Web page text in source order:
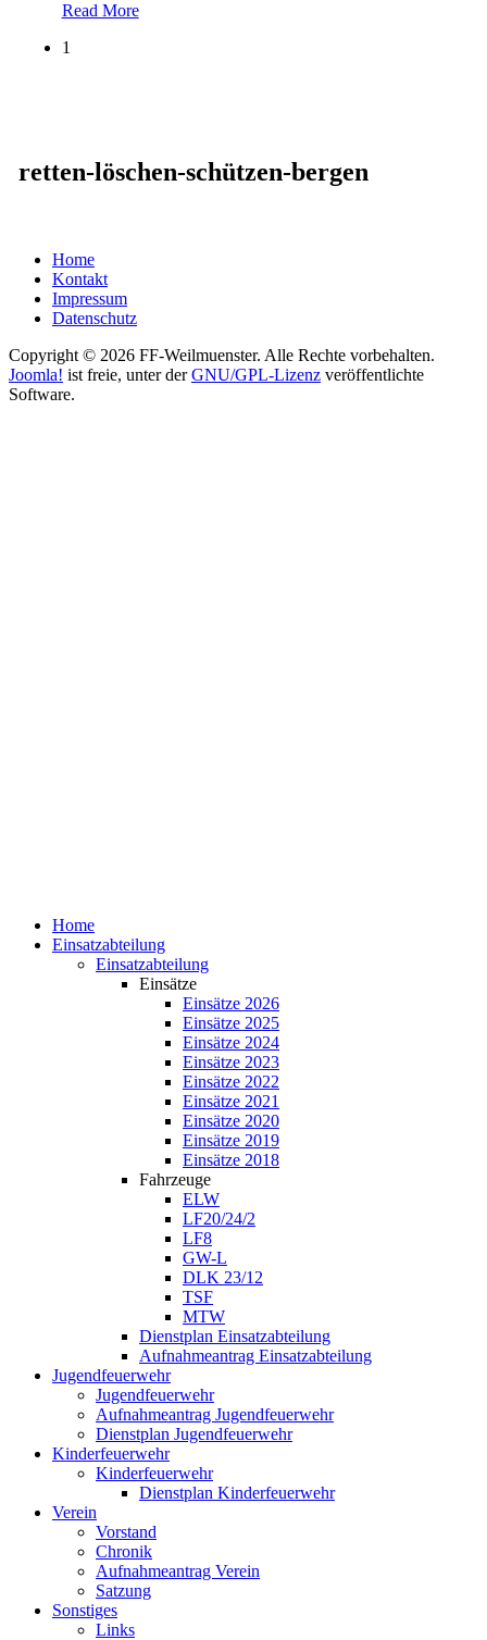
Read More
1
retten-löschen-schützen-bergen
Home
Kontakt
Impressum
Datenschutz
Copyright © 2026 FF-Weilmuenster. Alle Rechte vorbehalten.
Joomla! ist freie, unter derGNU/GPL-Lizenz veröffentlichte
Software.
Home
Einsatzabteilung
Einsatzabteilung
Einsätze
Einsätze 2026
Einsätze 2025
Einsätze 2024
Einsätze 2023
Einsätze 2022
Einsätze 2021
Einsätze 2020
Einsätze 2019
Einsätze 2018
Fahrzeuge
ELW
LF20/24/2
LF8
GW-L
DLK 23/12
TSF
MTW
Dienstplan Einsatzabteilung
Aufnahmeantrag Einsatzabteilung
Jugendfeuerwehr
Jugendfeuerwehr
Aufnahmeantrag Jugendfeuerwehr
Dienstplan Jugendfeuerwehr
Kinderfeuerwehr
Kinderfeuerwehr
Dienstplan Kinderfeuerwehr
Verein
Vorstand
Chronik
Aufnahmeantrag Verein
Satzung
Sonstiges
Links